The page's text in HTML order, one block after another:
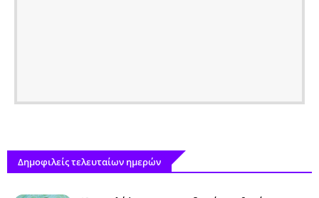
Δημοφιλείς τελευταίων ημερών